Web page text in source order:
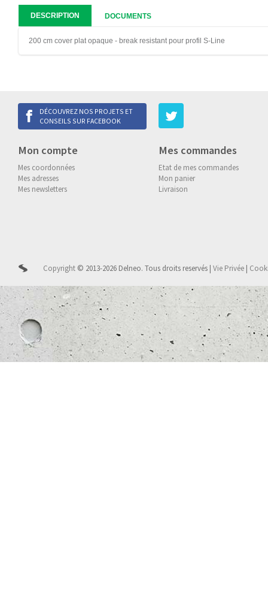
DESCRIPTION DOCUMENTS
200 cm cover plat opaque - break resistant pour profil S-Line
DÉCOUVREZ NOS PROJETS ET
CONSEILS SUR FACEBOOK
Mon compte
Mes coordonnées
Mes adresses
Mes newsletters
Mes commandes
Etat de mes commandes
Mon panier
Livraison
Copyright © 2013-2026 Delneo. Tous droits reservés | Vie Privée |